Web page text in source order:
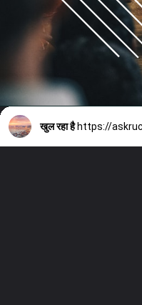
खुल रहा है